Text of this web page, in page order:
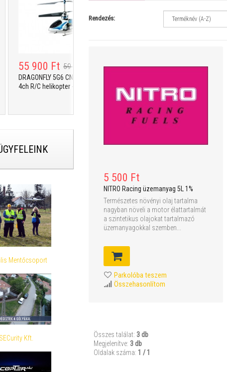
Rendezés:
5 500 Ft
NITRO Racing üzemanyag 5L 1%
Természetes növényi olaj tartalma
nagyban növeli a motor élattartalmát
a szintetikus olajokat tartalmazó
üzemanyagokkal szemben...
Parkolóba teszem
Összehasonlítom
Összes találat: 3 db
Megjelenítve: 3 db
Oldalak száma: 1 / 1
55 900 Ft 59 900 Ft
DRAGONFLY 5G6 CNC ALU + 2.4GHz
4ch R/C helikopter - RTF
64 900 Ft 74 900 Ft
Monster Truck - RTR
Mentőcsoport
Kft.